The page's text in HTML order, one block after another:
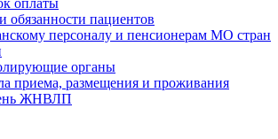
оплаты
обязанности пациентов
персоналу и пенсионерам МО стран
органы
приема, размещения и проживания
ЖНВЛП